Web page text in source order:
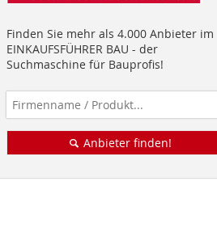
Finden Sie mehr als 4.000 Anbieter im
EINKAUFSFÜHRER BAU - der
Suchmaschine für Bauprofis!
Anbieter finden!